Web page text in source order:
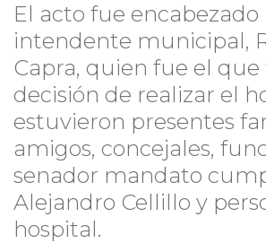
El acto fue encabezado
intendente municipal,
Capra, quien fue el
decisión de realizar el
estuvieron presentes
amigos, concejales,
senador mandato
Alejandro Cellillo y
hospital.